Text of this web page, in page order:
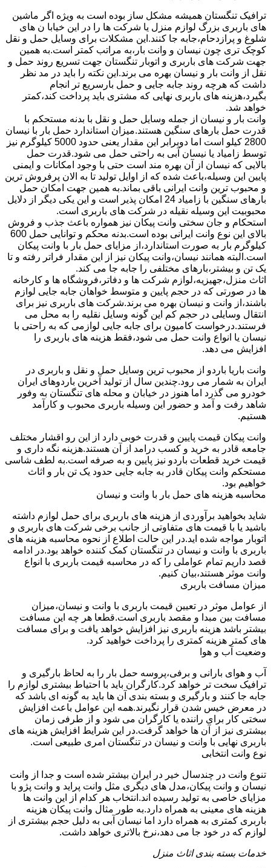
ترافیک تنگستان همیشه مشکل ساز بوده است به ویژه اگر ماشین
های باربری بزرگ لوازم منزل یا شرکت ها را در این خیابا ن های
شلوغ و پرازدحام،جابه جا کنند.این مشکلات برای وسایل حمل و نقل
کوچک تری چون نیسان و وانت بار،به مراتب کمتر است.به همین
جهت شرکت های باربری و اتوبار تنگستان جهت تسریع روند حمل و
نقل از وانت بار و نیسان بهره می برند.این نکته را باید در مد نظر
داشت که هرچه روند جابه جایی و حمل بارسریع تر انجام
بگیرد،هزینه های باربری نهایی که مشتری باید پرداخت کند،کمتر
خواهد شد.
وانت بار و نیسان از جمله وسایل حمل و نقل با بدنه مستحکم با
قدرت حمل بارهای سنگین هستند.میزان استاندارد حمل بار با نیسان
2800 کیلو است اما دوبرابر این مقدار یعنی حدود 5000 کیلوگرم نیز
توسط زامیاد یا نیسان آبی به راحتی حمل می شود.قدرت حمل
بالایی که نیسان از آن بهره مند است حتی با وجود امکانات و ایمنی
پایین این وسیله،باعث شده که از اوایل تولید تا به الان پرفروش ترین
و محبوب ترین وانت ایرانی باقی بماند.به همین جهت امکان حمل
بارهای سنگین با زامیاد 24 امکان پذیر است و این یکی دیگر از دلایل
محبوبیت این وسیله نقیله در شرکت های باربری است.
استحکام و جان سختی وانت پیکان نیز همواره باعث جذب و فروش
بالای این نوع وانت ایرانی بوده است.بدنه محکم و توانایی حمل 600
کیلوگرم بار به صورت استاندارد،از مزایای حمل بار با وانت پیکان
است.البته همانند نیسان،وانت پیکان نیز از این مقدار فراتر رفته و تا
یک تن و بیشتر،بارهای مختلفی را جابه جا می کند.
اثاث منزل،جهیزیه،لوازم شرکت ها و دفاتر،فروشگاه ها و کارخانه
ها در صورتی که در حجم پایین و متوسط خواهان جابه جایی لوازم
باشند،از وانت و نیسان بهره می برند.شرکت های باربری نیز برای
انتقال وسایلی در حجم کم این گونه وسایل نقلیه را به محل می
فرستند.درخواست کامیون برای جابه جایی لوازمی که به راحتی با
نیسان یا انواع وانت حمل می شود،فقط هزینه های باربری را
افزایش می دهد.
وانت باریا باردو از محبوب ترین وسایل حمل و نقل و باربری در
ایران به شمار می رود.چندین سال از تولید آخرین باردوهای ایران
خودرو می گذرد اما هنوز در خیابان و محله های تنگستان به وفور
شاهد رفت و آمد و حضور این وسیله باربری محبوب و کارآمد
هستیم.
وانت پیکان قیمت پایین و قدرت خوبی دارد از این رو اقشار مختلف
جامعه قادر به خرید و کسب درامد از آن هستند.هزینه نگه داری و
قیمت خرید قطعات باردو نیز پایین و به صرفه است.به لطف شاسی
مستحکم وانت پیکان قادر به جابه جایی حدود یک تن بار و اثاث
خواهیم بود.
محاسبه هزینه های حمل بار با وانت و نیسان
شاید بخواهید برآوردی از هزینه های باربری برای حمل لوازم داشته
باشید یا با قیمت های متفاوتی از جانب برخی شرکت های باربری و
اتوبار مواجه شده اید.در این حالت اطلاع از نحوه محاسبه هزینه های
باربری با وانت و نیسان در تنگستان کمک کننده خواهد بود.در ادامه
قصد داریم تمام عواملی را که در محاسبه قیمت باربری با انواع
وانت موثر هستند،بیان کنیم.
میزان مسافت باربری
از عوامل موثر در تعیین قیمت باربری با وانت و نیسان،میزان
مسافت بین مبدا و مقصد باربری است.قطعا هر چه این مسافت
بیشتر باشد هزینه باربری نیز افزایش خواهد یافت و برای مسافت
های کمتر هزینه کمتری را پرداخت خواهید کرد.
وضعیت آب و هوا
آب و هوای بارانی و برفی،پروسه حمل بار را به لحاظ بارگیری و
ترافیک سخت تر خواهد کرد.کارگران باید با احتیاط بیشتری لوازم را
جابه جا کنند و بارگیری و بسته بندی آن ها باید به گونه ای باشد که
در معرض خیس شدن قرار نگیرند.همه این عوامل باعث افزایش
سختی کار برای راننده یا کارگران می شود و از طرفی زمان
بیشتری نیز از آن ها خواهد گرفت.در این شرایط افزایش هزینه های
باربری نهایی با وانت و نیسان در تنگستان امری طبیعی است.
نوع وانت انتخابی
تنوع وانت در چندسال خیر در ایران بیشتر شده است و جدا از وانت
نیسان و وانت پیکان،مدل های دیگری مثل وانت پراید و وانت پژو با
مزایای خاصی به تولید رسیده اند.انتخاب هر کدام از این وانت ها
هزینه های معینی به همراه دارد.به طور مثال وانت پیکان هزینه
باربری کمتری به همراه دارد اما نیسان آبی به دلیل حجم بیشتری از
لوازم که در خود جا می دهد،نرخ بالاتری خواهد داشت.
خدمات بسته بندی اثاث منزل